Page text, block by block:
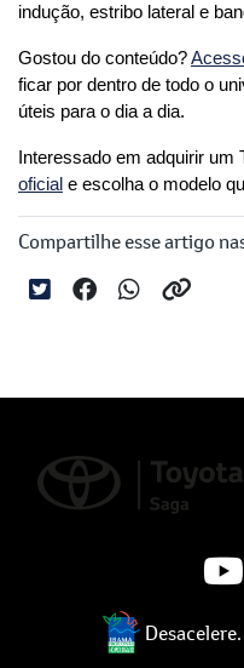
indução, estribo lateral e
Gostou do conteúdo?
ficar por dentro de todo o
úteis para o dia a dia.
Interessado em adquirir um
oficial e escolha o modelo
Compartilhe esse artigo